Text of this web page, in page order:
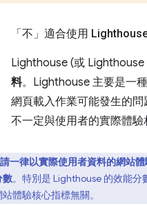
「不」 適合使用
Lighthouse (或 Lighthouse
料。 Lighthouse 主要是一
網頁載入作業可能發生的
不一定與使用者的實際體驗
請一律以實際使用者資料的網站
數。特別是 Lighthouse 的效能分
體驗核心指標無關。